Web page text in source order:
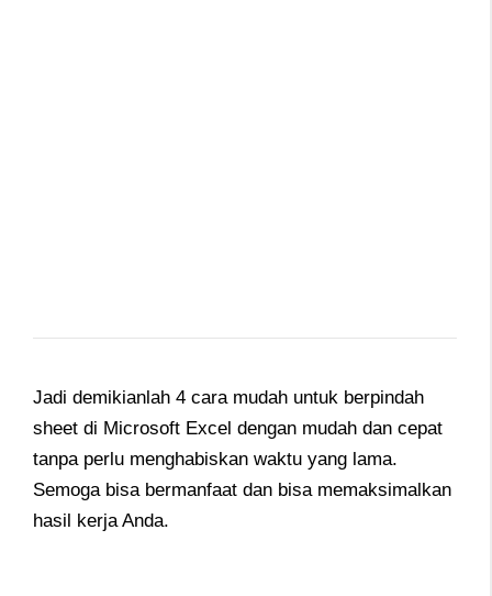
Jadi demikianlah 4 cara mudah untuk berpindah
sheet di Microsoft Excel dengan mudah dan cepat
tanpa perlu menghabiskan waktu yang lama.
Semoga bisa bermanfaat dan bisa memaksimalkan
hasil kerja Anda.